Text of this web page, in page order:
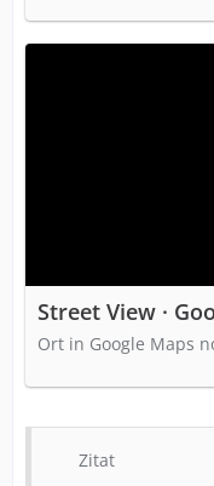
Street View ·
Ort in Google Maps
Zitat